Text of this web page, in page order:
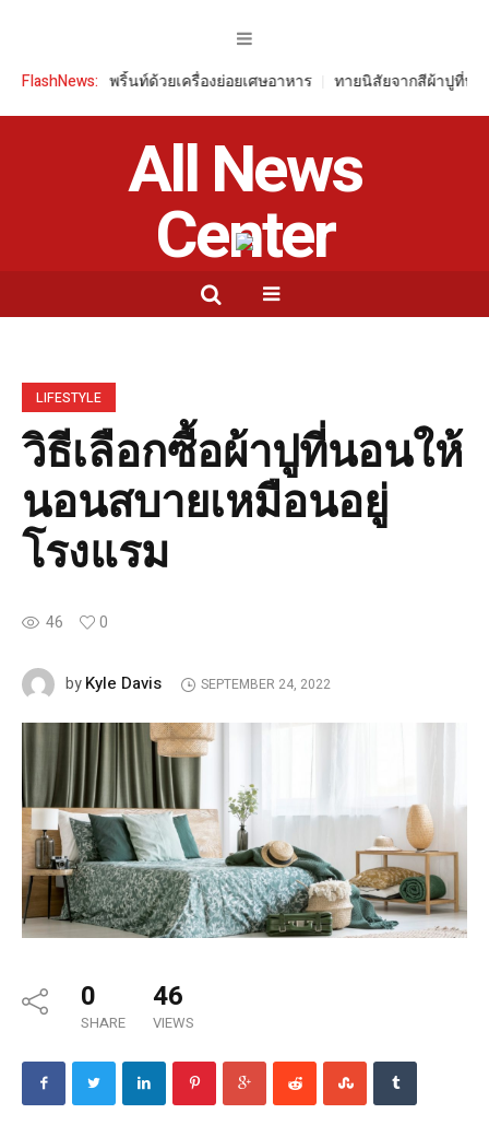
FlashNews:
นฟุตพริ้นท์ด้วยเครื่องย่อยเศษอาหาร ทายนิสัยจากสีผ้าปูที่นอน บ่งบอก
All News
Center
LIFESTYLE
วิธีเลือกซื้อผ้าปูที่นอนให้
นอนสบายเหมือนอยู่
โรงแรม
46 0
byKyle Davis SEPTEMBER 24, 2022
0
SHARE
46
VIEWS